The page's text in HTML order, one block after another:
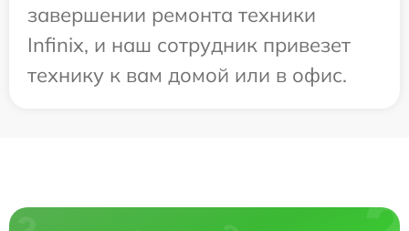
завершении ремонта техники
Infinix, и наш сотрудник привезет
технику к вам домой или в офис.